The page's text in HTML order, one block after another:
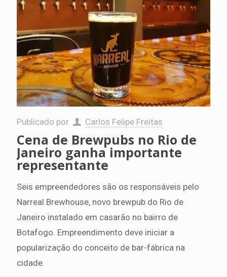
Publicado por Carlos Felipe Freitas
Cena de Brewpubs no Rio de
Janeiro ganha importante
representante
Seis empreendedores são os responsáveis pelo
Narreal Brewhouse, novo brewpub do Rio de
Janeiro instalado em casarão no bairro de
Botafogo. Empreendimento deve iniciar a
popularização do conceito de bar-fábrica na
cidade.